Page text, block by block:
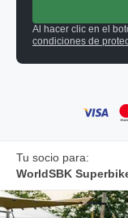
Al hacer clic en el
condiciones de
Tu socio para:
WorldSBK